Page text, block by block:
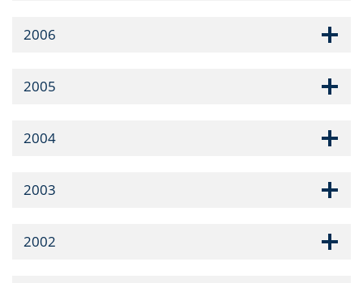
2006
2005
2004
2003
2002